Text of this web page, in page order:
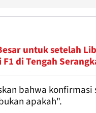
untuk setelah
di Tengah
bahwa
apakah".